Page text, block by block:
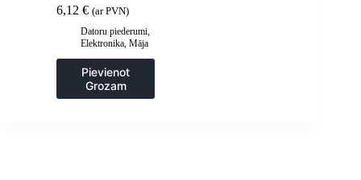
pelēks
6,12 € (ar PVN)
Datoru piederumi
Elektronika Māja
Pievienot
Grozam